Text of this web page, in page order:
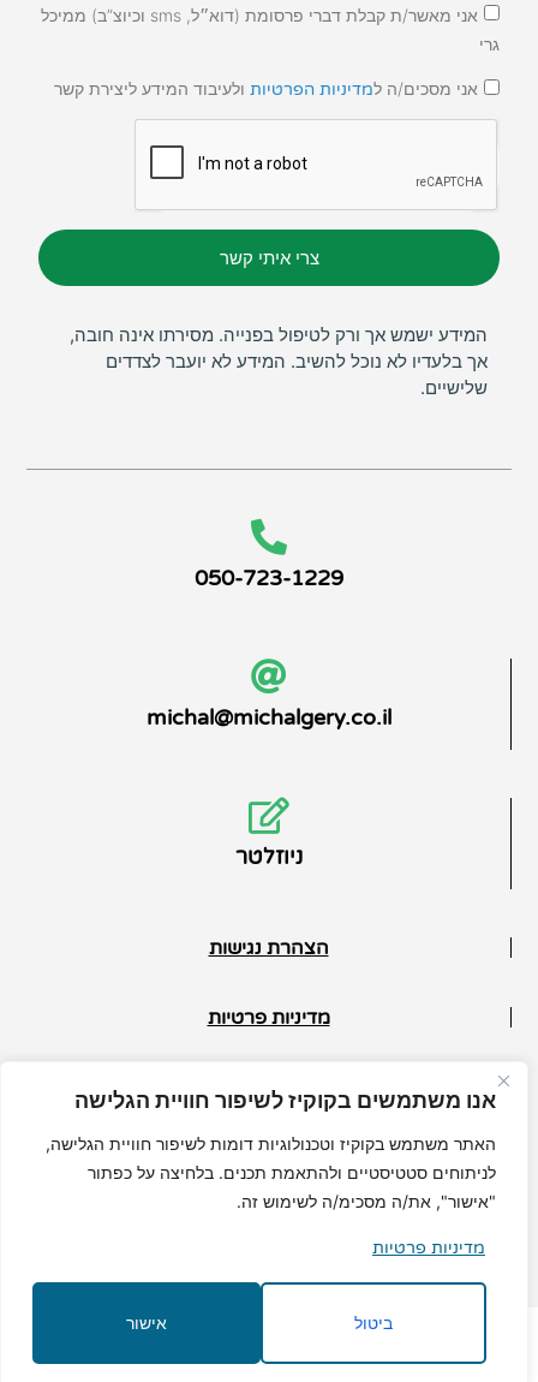
אנו משתמשים בקוקיז לשיפור חוויית הגלישה
האתר משתמש בקוקיז וטכנולוגיות דומות לשיפור חוויית הגלישה,
לניתוחים סטטיסטיים ולהתאמת תכנים. בלחיצה על כפתור
"אישור", את/ה מסכימ/ה לשימוש זה.
מדיניות פרטיות
ביטול אישור
אני מאשר/ת קבלת דברי פרסומת (דוא״ל, sms וכיוצ”ב) ממיכל
גרי
אני מסכים/ה למדיניות הפרטיות ולעיבוד המידע ליצירת קשר
צרי איתי קשר
המידע ישמש אך ורק לטיפול בפנייה. מסירתו אינה חובה,
אך בלעדיו לא נוכל להשיב. המידע לא יועבר לצדדים
שלישיים.
050-723-1229
michal@michalgery.co.il
ניוזלטר
הצהרת נגישות
מדיניות פרטיות
תנאי ביטול
© כל הזכויות שמורות למיכל גרי
MuchMore.co.il